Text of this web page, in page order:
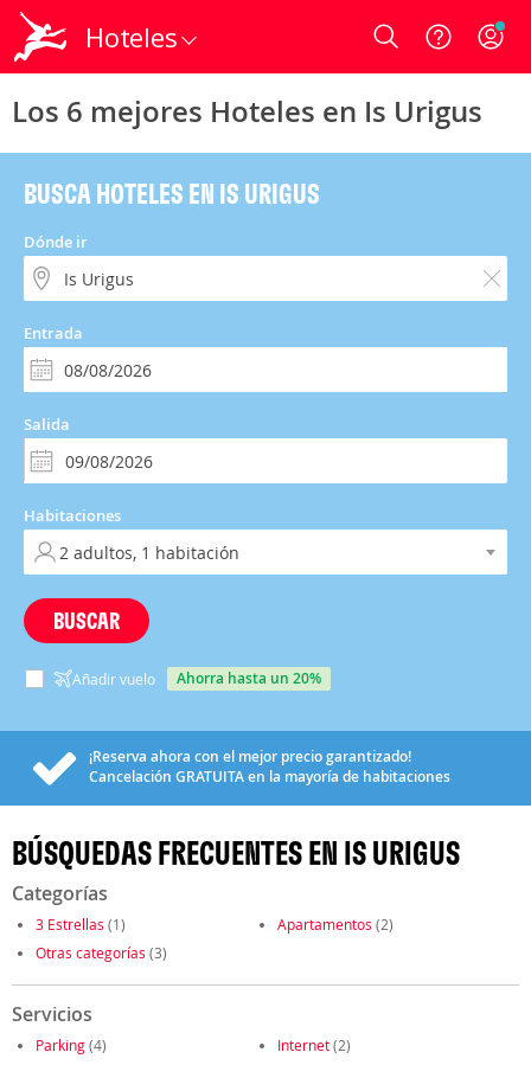
Hoteles Login
Los 6 mejores Hoteles en Is Urigus
BUSCA HOTELES EN IS URIGUS
Dónde ir
Entrada
Salida
Habitaciones
BUSCAR
Añadir vuelo ahorra hasta un 20%
¡Reserva ahora con el mejor precio garantizado!
Cancelación GRATUITAen la mayoría de habitaciones
BÚSQUEDAS FRECUENTES EN IS URIGUS
Categorías
3 Estrellas (1) Apartamentos (2)
Otras categorías (3)
Servicios
Parking(4) Internet(2)